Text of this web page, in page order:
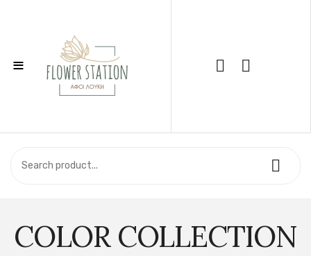
≡
ΕΠΙΚΟΙΝΩΝΊΑ
COLOR COLLECTION